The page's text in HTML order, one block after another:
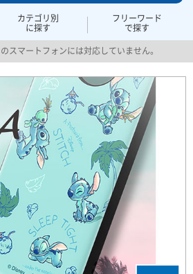
カテゴリ別
に探す
フリーワード
で探す
スマートフォンには対応していません。